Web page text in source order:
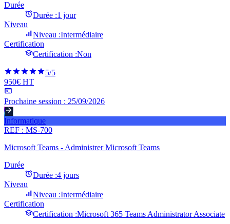
Durée
Durée :1 jour
Niveau
Niveau :Intermédiaire
Certification
Certification :Non
5/5
950€ HT
Prochaine session : 25/09/2026
Informatique
REF : MS-700
Microsoft Teams - Administrer Microsoft Teams
Durée
Durée :4 jours
Niveau
Niveau :Intermédiaire
Certification
Certification :Microsoft 365 Teams Administrator Associate